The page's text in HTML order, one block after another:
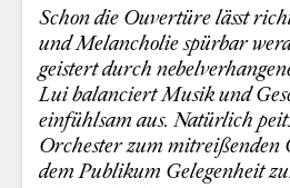
Schon die Ouvertüre lässt
und Melancholie spürbar
geistert durch
Lui balanciert Musik und
einfühlsam aus. Natürlich
Orchester zum mitreißenden
dem Publikum Gelegenheit